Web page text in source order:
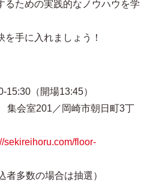
るための実践的なノウハウを学
手に入れましょう！
（開場13:45）
会室201／岡崎市朝日町3丁
sekireihoru.com/floor-
者多数の場合は抽選）